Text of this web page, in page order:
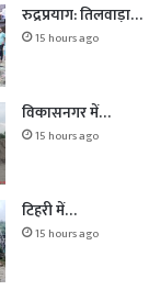
रुद्रप्रयाग: तिलवाड़ा…
15 hours ago
विकासनगर में…
15 hours ago
टिहरी में…
15 hours ago